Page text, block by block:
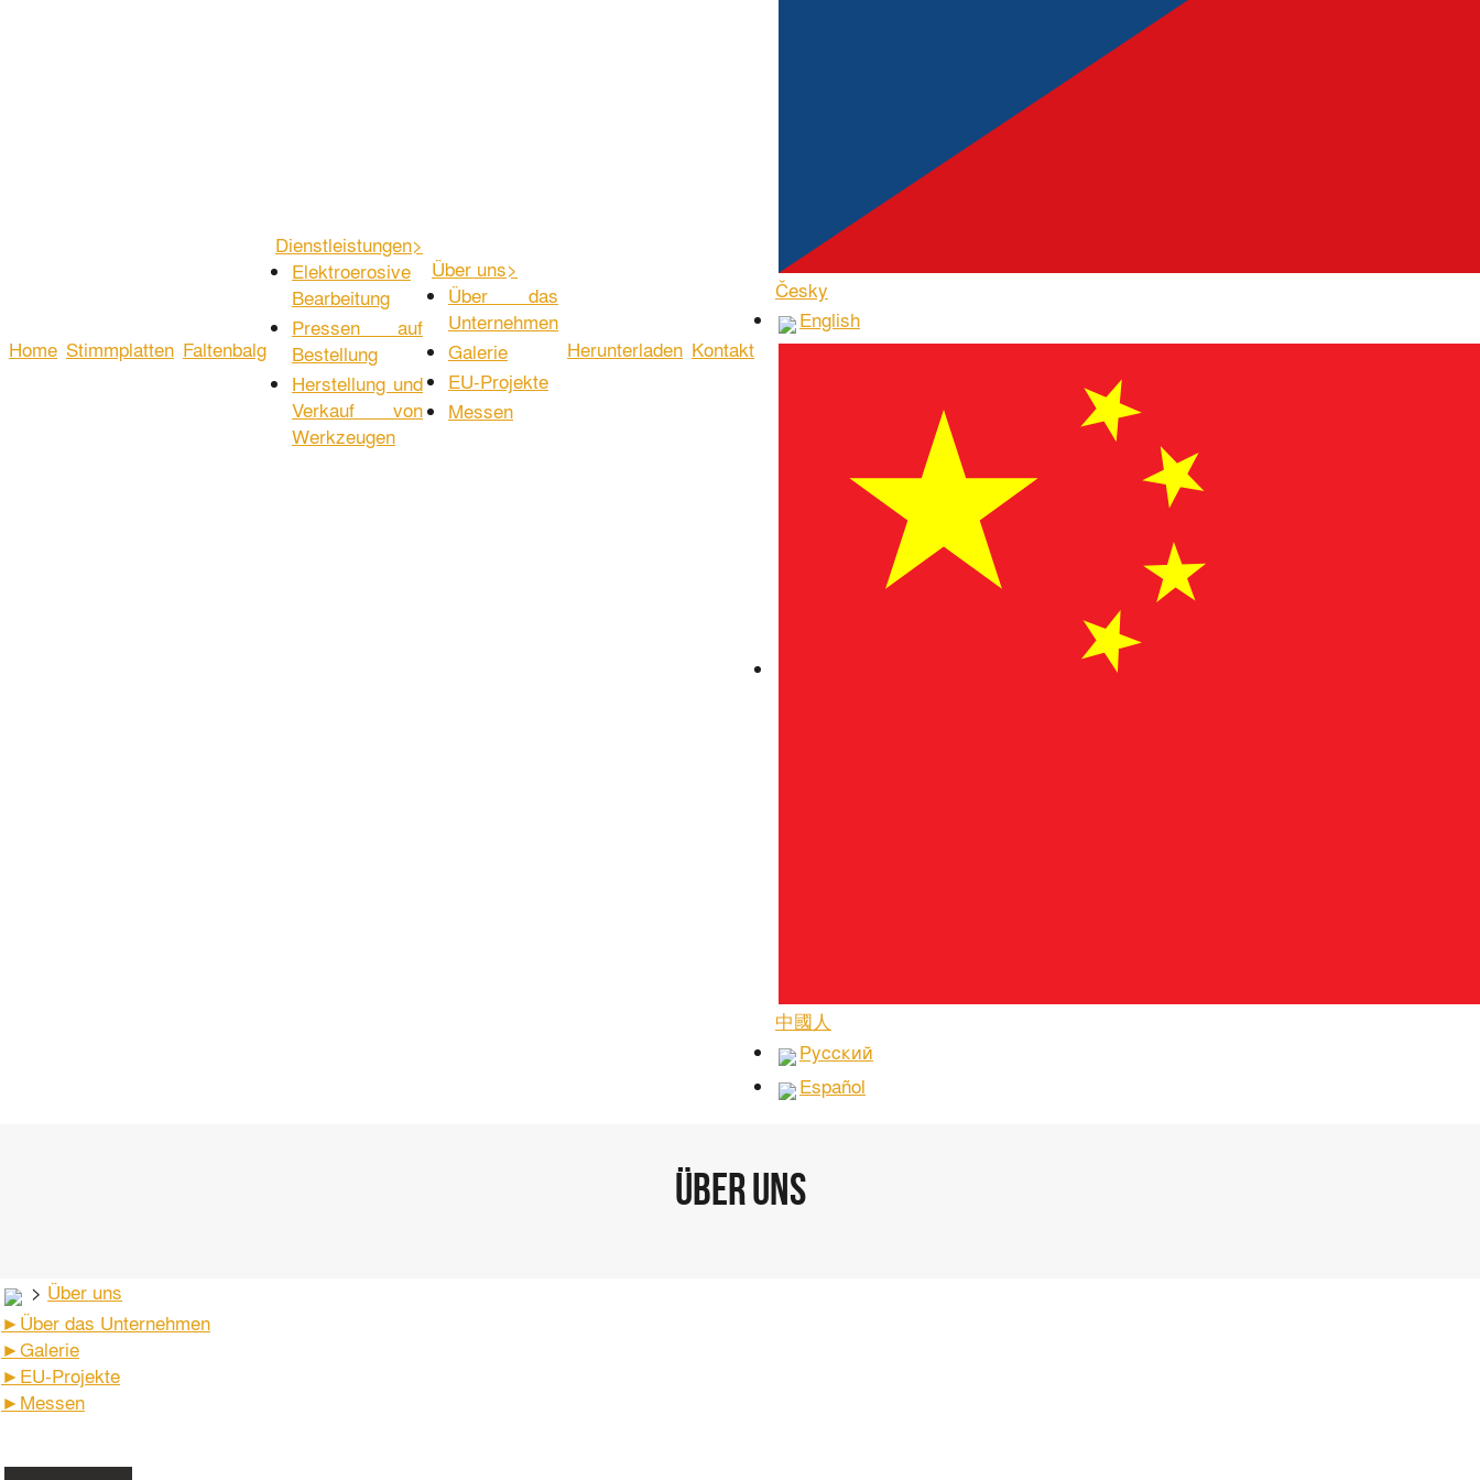
Home Stimmplatten Faltenbalg
Dienstleistungen>
Elektroerosive
Bearbeitung
Pressen auf
Bestellung
Herstellung und
Verkauf von
Werkzeugen
Über uns>
Über das
Unternehmen
Galerie
EU-Projekte
Messen
Herunterladen Kontakt
Česky
English
中國人
Русский
Español
Über uns
> Über uns
► Über das Unternehmen
►Galerie
► EU-Projekte
► Messen